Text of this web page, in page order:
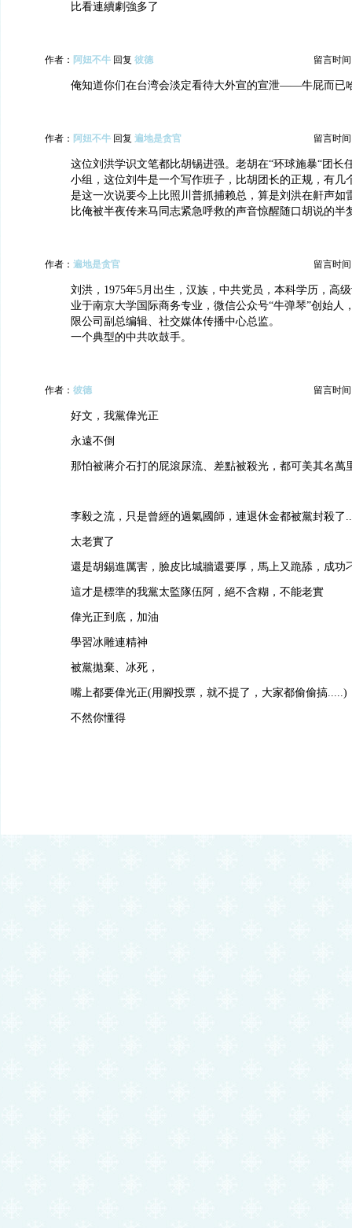
比看連續劇強多了
作者： 阿妞不牛 回复 彼德 留言时间
俺知道你们在台湾会淡定看待大外宣的宣泄——牛屁而已
作者： 阿妞不牛 回复 遍地是贪官 留言时间
这位刘洪学识文笔都比胡锡进强。老胡在“环球施暴“团长
小组，这位刘牛是一个写作班子，比胡团长的正规，有几
是这一次说要今上比照川普抓捕赖总，算是刘洪在鼾声如
比俺被半夜传来马同志紧急呼救的声音惊醒随口胡说的半
作者： 遍地是贪官 留言时间
刘洪，1975年5月出生，汉族，中共党员，本科学历，高
业于南京大学国际商务专业，微信公众号“牛弹琴”创始人
限公司副总编辑、社交媒体传播中心总监。
一个典型的中共吹鼓手。
作者： 彼德 留言时间
好文，我黨偉光正
永遠不倒
那怕被蔣介石打的屁滾尿流、差點被殺光，都可美其名萬
李毅之流，只是曾經的過氣國師，連退休金都被黨封殺了
太老實了
還是胡錫進厲害，臉皮比城牆還要厚，馬上又跪舔，成功
這才是標準的我黨太監隊伍阿，絕不含糊，不能老實
偉光正到底，加油
學習冰雕連精神
被黨拋棄、冰死，
嘴上都要偉光正(用腳投票，就不提了，大家都偷偷搞.....)
不然你懂得